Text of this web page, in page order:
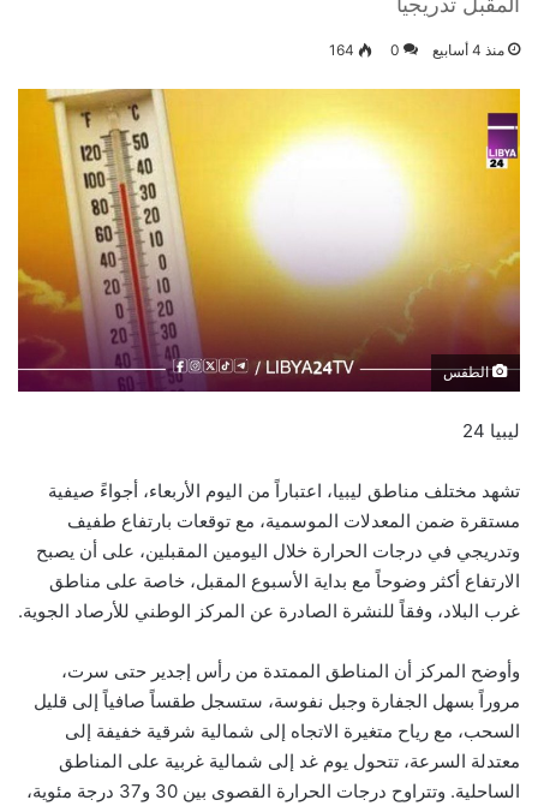
منذ 4 أسابيع 0
164
الطقس
ليبيا 24
تشهد مختلف مناطق ليبيا، اعتباراً من اليوم الأربعاء، أجواءً صيفية
مستقرة ضمن المعدلات الموسمية، مع توقعات بارتفاع طفيف
وتدريجي في درجات الحرارة خلال اليومين المقبلين، على أن يصبح
الارتفاع أكثر وضوحاً مع بداية الأسبوع المقبل، خاصة على مناطق
غرب البلاد، وفقاً للنشرة الصادرة عن المركز الوطني للأرصاد الجوية.
وأوضح المركز أن المناطق الممتدة من رأس إجدير حتى سرت،
مروراً بسهل الجفارة وجبل نفوسة، ستسجل طقساً صافياً إلى قليل
السحب، مع رياح متغيرة الاتجاه إلى شمالية شرقية خفيفة إلى
معتدلة السرعة، تتحول يوم غد إلى شمالية غربية على المناطق
الساحلية. وتتراوح درجات الحرارة القصوى بين 30 و37 درجة مئوية،